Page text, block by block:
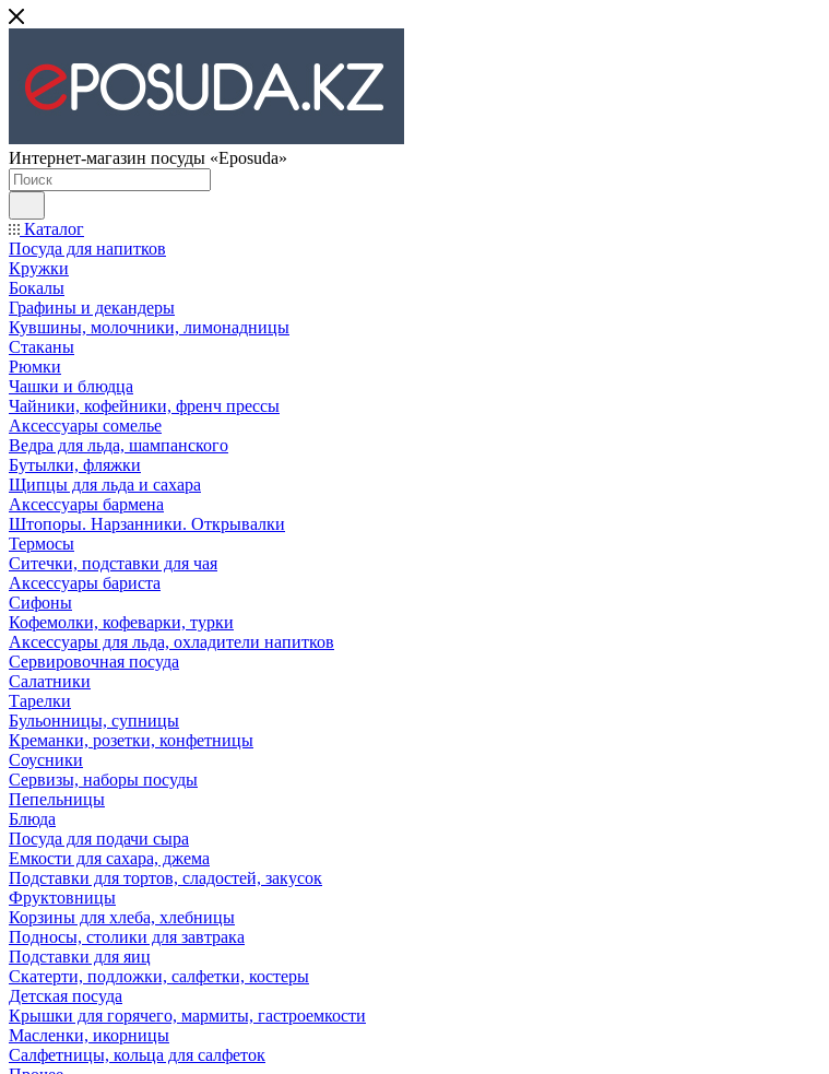
Интернет-магазин посуды «Eposuda»
Каталог
Посуда для напитков
Кружки
Бокалы
Графины и декандеры
Кувшины, молочники, лимонадницы
Стаканы
Рюмки
Чашки и блюдца
Чайники, кофейники, френч прессы
Аксессуары сомелье
Ведра для льда, шампанского
Бутылки, фляжки
Щипцы для льда и сахара
Аксессуары бармена
Штопоры. Нарзанники. Открывалки
Термосы
Ситечки, подставки для чая
Аксессуары бариста
Сифоны
Кофемолки, кофеварки, турки
Аксессуары для льда, охладители напитков
Сервировочная посуда
Салатники
Тарелки
Бульонницы, супницы
Креманки, розетки, конфетницы
Соусники
Сервизы, наборы посуды
Пепельницы
Блюда
Посуда для подачи сыра
Емкости для сахара, джема
Подставки для тортов, сладостей, закусок
Фруктовницы
Корзины для хлеба, хлебницы
Подносы, столики для завтрака
Подставки для яиц
Скатерти, подложки, салфетки, костеры
Детская посуда
Крышки для горячего, мармиты, гастроемкости
Масленки, икорницы
Салфетницы, кольца для салфеток